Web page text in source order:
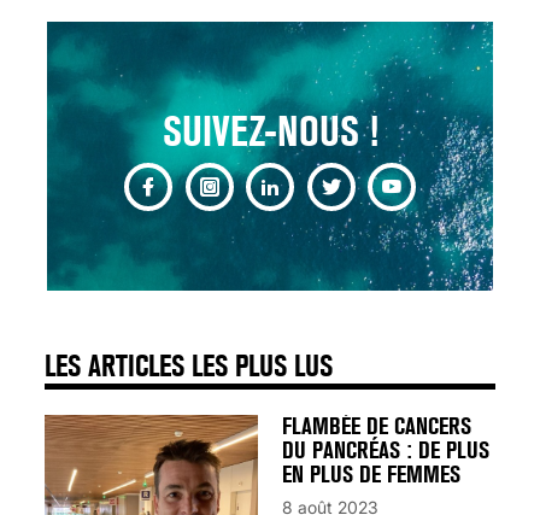
SUIVEZ-NOUS !
LES ARTICLES LES PLUS LUS
INSUFFISANCE
CARDIAQUE : LES
SIGNAUX D’ALERTE
AVANT… LA MORT
25 août 2024
FLAMBÉE DE CANCERS
DU PANCRÉAS : DE PLUS
EN PLUS DE FEMMES
8 août 2023